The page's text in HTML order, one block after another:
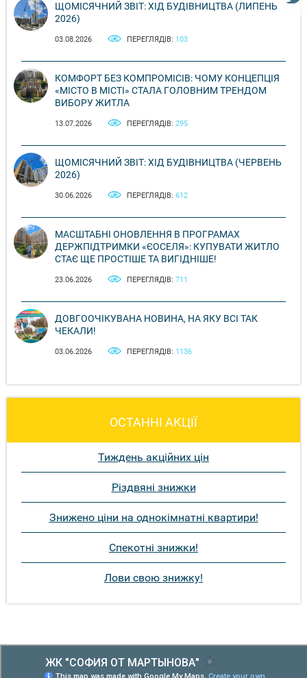
ЩОМІСЯЧНИЙ ЗВІТ: ХІД БУДІВНИЦТВА (ЛИПЕНЬ
2026)
03.08.2026 ПЕРЕГЛЯДІВ: 103
КОМФОРТ БЕЗ КОМПРОМІСІВ: ЧОМУ КОНЦЕПЦІЯ
«МІСТО В МІСТІ» СТАЛА ГОЛОВНИМ ТРЕНДОМ
ВИБОРУ ЖИТЛА
13.07.2026 ПЕРЕГЛЯДІВ: 295
ЩОМІСЯЧНИЙ ЗВІТ: ХІД БУДІВНИЦТВА (ЧЕРВЕНЬ
2026)
30.06.2026 ПЕРЕГЛЯДІВ: 612
МАСШТАБНІ ОНОВЛЕННЯ В ПРОГРАМАХ
ДЕРЖПІДТРИМКИ «ЄОСЕЛЯ»: КУПУВАТИ ЖИТЛО
СТАЄ ЩЕ ПРОСТІШЕ ТА ВИГІДНІШЕ!
23.06.2026 ПЕРЕГЛЯДІВ: 711
ДОВГООЧІКУВАНА НОВИНА, НА ЯКУ ВСІ ТАК
ЧЕКАЛИ!
03.06.2026 ПЕРЕГЛЯДІВ: 1136
ОСТАННІ АКЦІЇ
Тиждень акційних цін
Різдвяні знижки
Знижено ціни на однокімнатні квартири!
Спекотні знижки!
Лови свою знижку!